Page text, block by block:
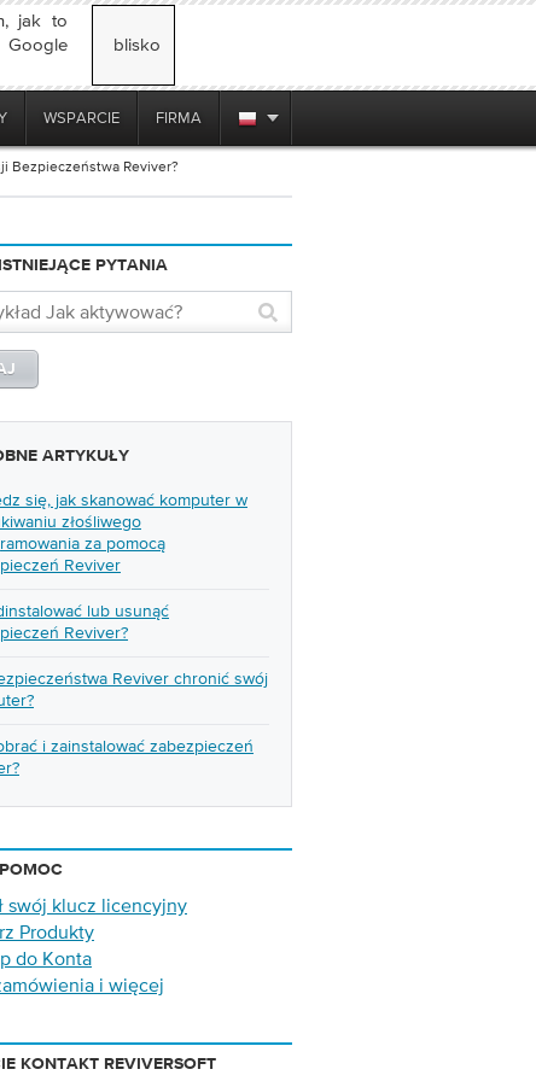
jak to
Google
blisko
WSPARCIE FIRMA
Bezpieczeństwa Reviver?
PYTANIA
ARTYKUŁY
się, jak skanować komputer w
złośliwego
za pomocą
Reviver
lub usunąć
Reviver?
Reviver chronić swój
i zainstalować zabezpieczeń
swój klucz licencyjny
Produkty
do Konta
i więcej
KONTAKT REVIVERSOFT